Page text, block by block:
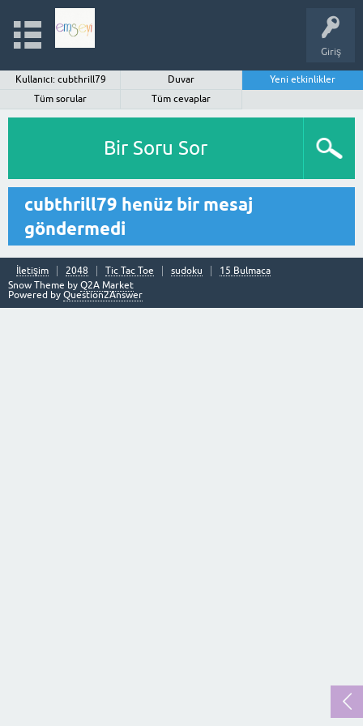
Giriş
Kullanıcı: cubthrill79 Duvar
Yeni etkinlikler
Tüm sorular
Tüm cevaplar
Bir Soru Sor
cubthrill79 henüz bir mesaj
göndermedi
İletişim 2048 Tic Tac Toe sudoku
15 Bulmaca
Snow Theme by Q2A Market
Powered by Question2Answer